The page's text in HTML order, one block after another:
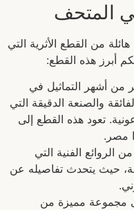
المتحف
من القطع الأثرية التي
أبرز هذه القطع:
من أشهر التماثيل في
والصنعة الدقيقة التي
تعود هذه القطع إلى
مصر.
الروائع الفنية التي
حيث يتحدث تفاصيله عن
مجموعة مميزة من